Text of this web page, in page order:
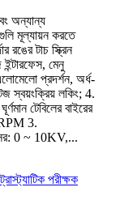
অন্যান্য
মূল্যায়ন করতে
টাচ স্ক্রিন
মেনু
প্রদর্শন, অর্ধ-
স্বয়ংক্রিয় লকিং; 4.
টেবিলের বাইরের
3.
0 ~ 10KV,...